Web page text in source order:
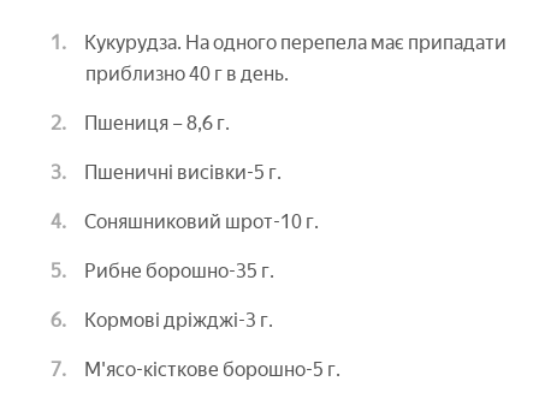
Кукурудза. На одного перепела має припадати
приблизно 40 г в день.
Пшениця – 8,6 г.
Пшеничні висівки-5 г.
Соняшниковий шрот-10 г.
Рибне борошно-35 г.
Кормові дріжджі-3 г.
М'ясо-кісткове борошно-5 г.